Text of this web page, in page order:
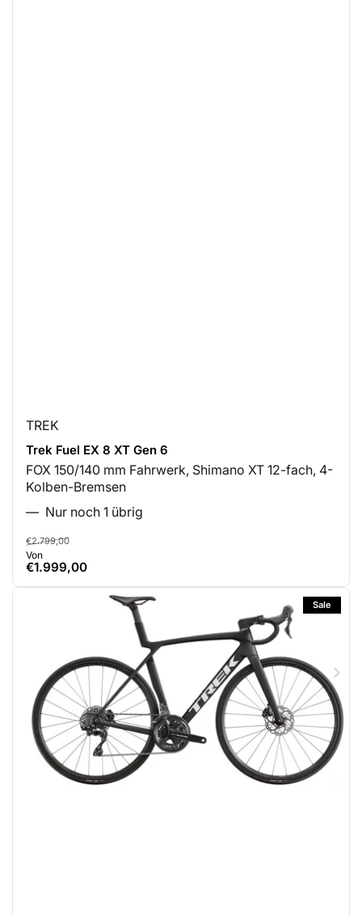
TREK
Trek Fuel EX 8 XT Gen 6
FOX 150/140 mm Fahrwerk, Shimano XT 12-fach, 4-
Kolben-Bremsen
Nur noch 1 übrig
Normaler
Preis
€2.799,00Ausverkaufspreis
Von
€1.999,00
Sale